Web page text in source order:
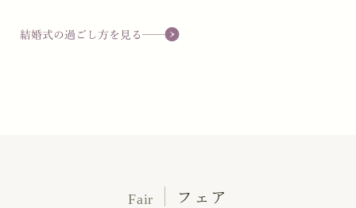
結婚式の過ごし方を見る
Fair フェア